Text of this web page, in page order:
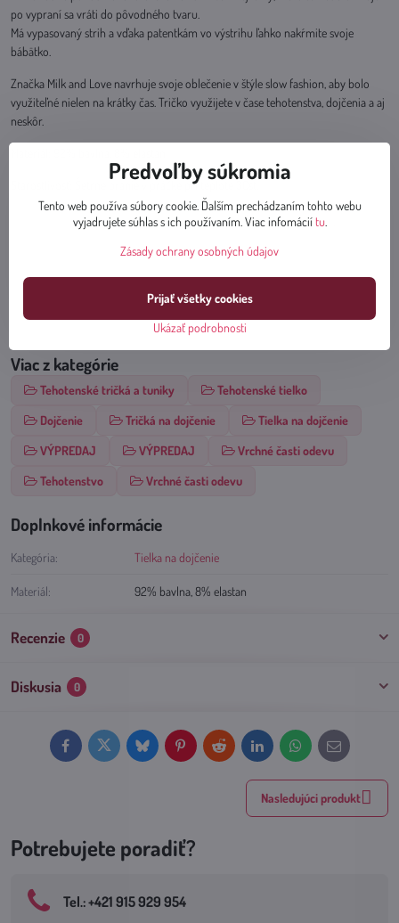
po vypraní sa vráti do pôvodného tvaru.
Má vypasovaný strih a vďaka patentkám vo výstrihu ľahko nakŕmite svoje
bábätko.
Značka Milk and Love navrhuje svoje oblečenie v štýle slow fashion, aby bolo
využiteľné nielen na krátky čas. Tričko využijete v čase tehotenstva, dojčenia a aj
neskôr.
Starostlivosť: Šetrné pranie v práčke pri teplote 30st.
Viac z kategórie
Tehotenské tričká a tuniky
Tehotenské tielko
Dojčenie
Tričká na dojčenie
Tielka na dojčenie
VÝPREDAJ
VÝPREDAJ
Vrchné časti odevu
Tehotenstvo
Vrchné časti odevu
Doplnkové informácie
Kategória: Tielka na dojčenie
Materiál: 92% bavlna, 8% elastan
Recenzie 0
Diskusia 0
FacebookTwitter BlueskyPinterestReddit LinkedInWhatsApp
E-
mail
Nasledujúci produkt
Potrebujete poradiť?
Tel​.: +421 915 929 954
Predvoľby súkromia
Tento web používa súbory cookie. Ďalším prechádzaním tohto webu
vyjadrujete súhlas s ich používaním. Viac infomáciítu.
Zásady ochrany osobných údajov
Ukázať podrobnosti
Prijať všetky cookies